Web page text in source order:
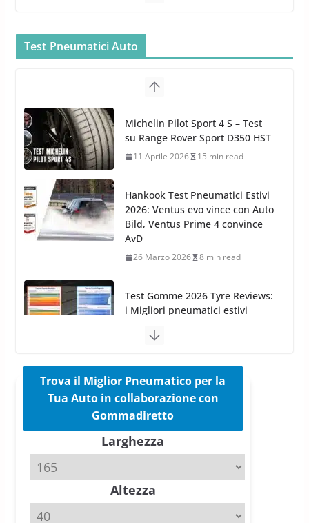
Gun per la tua Idropulitrice?
5 Maggio 2022 2 min read
Car Care
26 Marzo 2025 2 min read
Test Pneumatici Auto
Michelin Pilot Sport 4 S – Test
su Range Rover Sport D350 HST
11 Aprile 2026 15 min read
Hankook Test Pneumatici Estivi
2026: Ventus evo vince con Auto
Bild, Ventus Prime 4 convince
AvD
26 Marzo 2026 8 min read
Test Gomme 2026 Tyre Reviews:
i Migliori pneumatici estivi
17 Marzo 2026
Pirelli Cinturato 2026: due
vittorie nei test europei
confermano il salto tecnico del
16 Marzo 2026
Pirelli P Zero Trofeo RS: per
Tyre Reviews è la gomma semi-
Trova il Miglior Pneumatico per la
Tua Auto in collaborazione con
Gommadiretto
Larghezza
Altezza